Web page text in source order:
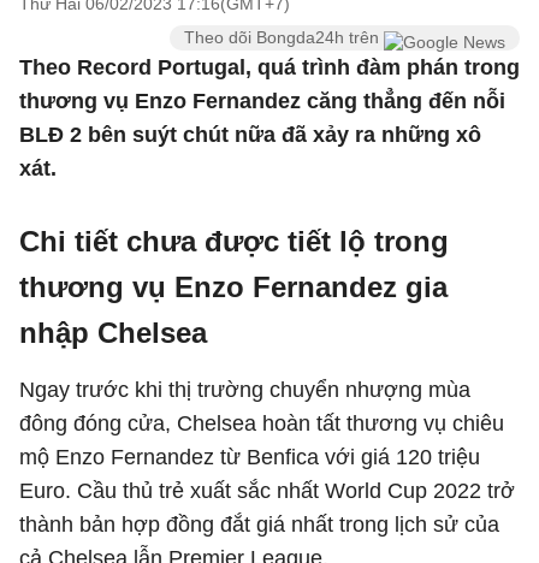
Theo dõi Bongda24h trên
Theo Record Portugal, quá trình đàm phán trong
thương vụ Enzo Fernandez căng thẳng đến nỗi
BLĐ 2 bên suýt chút nữa đã xảy ra những xô
xát.
Chi tiết chưa được tiết lộ trong
thương vụ Enzo Fernandez gia
nhập Chelsea
Ngay trước khi thị trường chuyển nhượng mùa
đông đóng cửa, Chelsea hoàn tất thương vụ chiêu
mộ Enzo Fernandez từ Benfica với giá 120 triệu
Euro. Cầu thủ trẻ xuất sắc nhất World Cup 2022 trở
thành bản hợp đồng đắt giá nhất trong lịch sử của
cả Chelsea lẫn Premier League.